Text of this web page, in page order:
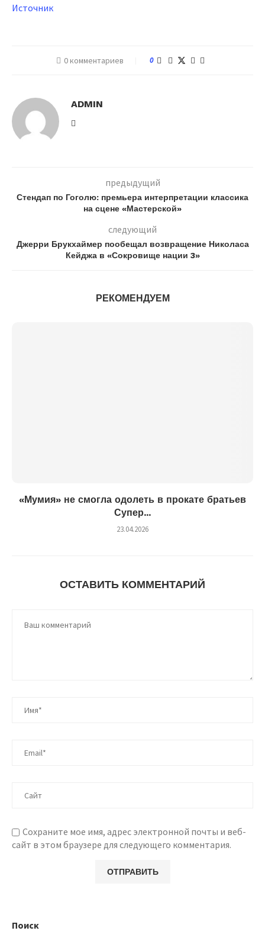
Источник
0 комментариев 0
ADMIN
предыдущий
Стендап по Гоголю: премьера интерпретации классика
на сцене «Мастерской»
следующий
Джерри Брукхаймер пообещал возвращение Николаса
Кейджа в «Сокровище нации 3»
РЕКОМЕНДУЕМ
«Мумия» не смогла одолеть в прокате братьев
Супер...
23.04.2026
ОСТАВИТЬ КОММЕНТАРИЙ
Сохраните мое имя, адрес электронной почты и веб-
сайт в этом браузере для следующего комментария.
Поиск